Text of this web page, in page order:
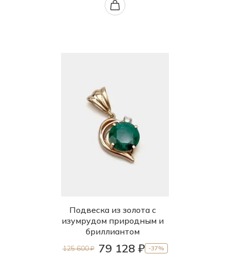
Подвеска из золота с
изумрудом природным и
бриллиантом
125 600 ₽ 79 128 ₽ -37%